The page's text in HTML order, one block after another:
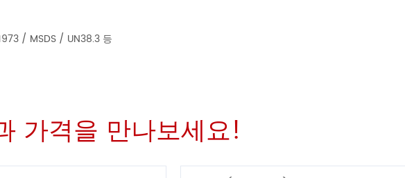
/ MSDS / UN38.3 등
가격을 만나보세요!